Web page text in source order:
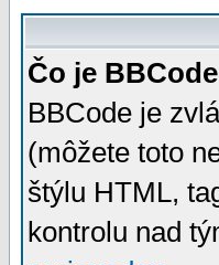
Čo je
BBCode je
(môžete toto
štýlu HTML,
kontrolu nad